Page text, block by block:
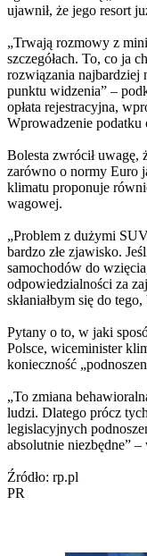
ujawnił, że jego resort
„Trwają rozmowy z
szczegółach. To, co ja
rozwiązania najbardziej
punktu widzenia” –
opłata rejestracyjna,
Wprowadzenie podatku
Bolesta zwrócił uwagę,
zarówno o normy Euro
klimatu proponuje
wagowej.
„Problem z dużymi
bardzo złe zjawisko.
samochodów do
odpowiedzialności za
skłaniałbym się do
Pytany o to, w jaki
Polsce, wiceminister
konieczność
„To zmiana
ludzi. Dlatego prócz
legislacyjnych
absolutnie niezbędne” –
Źródło: rp.pl
PR